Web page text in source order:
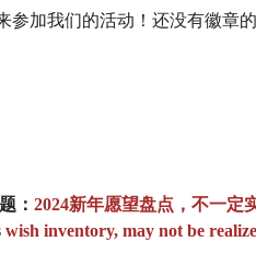
参加我们的活动！还没有徽章
：2024新年愿望盘点，不一定
wish inventory, may not be